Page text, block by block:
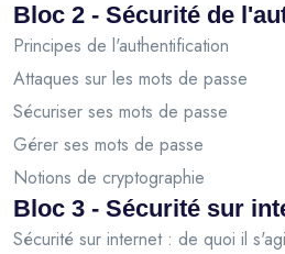
Bloc 2 - Sécurité de
Principes de l'authentification
Attaques sur les mots de passe
Sécuriser ses mots de passe
Gérer ses mots de passe
Notions de cryptographie
Bloc 3 - Sécurité sur
Sécurité sur internet : de quoi il